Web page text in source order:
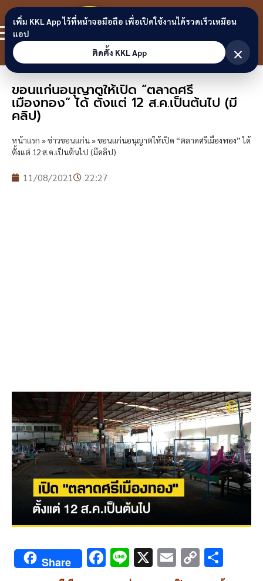
Skip to content
ขอนแก่น
ลิงก์
ขอนแก่นอนุญาตให้เปิด “ตลาดศรี
เมืองทอง” ได้ ตั้งแต่ 12 ส.ค.เป็นต้นไป (มี
คลิป)
หน้าแรก »ข่าวขอนแก่น»ขอนแก่นอนุญาตให้เปิด “ตลาดศรีเมืองทอง” ได้
ตั้งแต่ 12 ส.ค.เป็นต้นไป (มีคลิป)
11/08/2021 22:27
Share F
ac
Li
n
X E
m
C
o h
เพิ่ม KKL App ไว้ที่หน้าจอมือถือ เพื่อเปิดใช้งานได้รวดเร็วเหมือน
แอป
ติดตั้ง KKL App
×